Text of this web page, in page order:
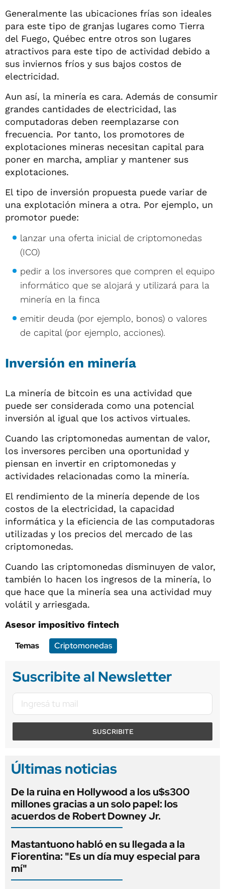
Generalmente las ubicaciones frías son ideales
para este tipo de granjas lugares como Tierra
del Fuego, Québec entre otros son lugares
atractivos para este tipo de actividad debido a
sus inviernos fríos y sus bajos costos de
electricidad.
Aun así, la minería es cara. Además de consumir
grandes cantidades de electricidad, las
computadoras deben reemplazarse con
frecuencia. Por tanto, los promotores de
explotaciones mineras necesitan capital para
poner en marcha, ampliar y mantener sus
explotaciones.
El tipo de inversión propuesta puede variar de
una explotación minera a otra. Por ejemplo, un
promotor puede:
lanzar una oferta inicial de criptomonedas
(ICO)
pedir a los inversores que compren el equipo
informático que se alojará y utilizará para la
minería en la finca
emitir deuda (por ejemplo, bonos) o valores
de capital (por ejemplo, acciones).
Inversión en minería
La minería de bitcoin es una actividad que
puede ser considerada como una potencial
inversión al igual que los activos virtuales.
Cuando las criptomonedas aumentan de valor,
los inversores perciben una oportunidad y
piensan en invertir en criptomonedas y
actividades relacionadas como la minería.
El rendimiento de la minería depende de los
costos de la electricidad, la capacidad
informática y la eficiencia de las computadoras
utilizadas y los precios del mercado de las
criptomonedas.
Cuando las criptomonedas disminuyen de valor,
también lo hacen los ingresos de la minería, lo
que hace que la minería sea una actividad muy
volátil y arriesgada.
Asesor impositivo fintech
Temas
Criptomonedas
Suscribite al Newsletter
SUSCRIBITE
Últimas noticias
De la ruina en Hollywood a los u$s300
millones gracias a un solo papel: los
acuerdos de Robert Downey Jr.
Mastantuono habló en su llegada a la
Fiorentina: "Es un día muy especial para
mí"